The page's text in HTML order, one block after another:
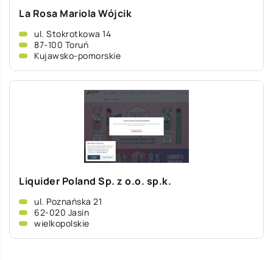
La Rosa Mariola Wójcik
ul. Stokrotkowa 14
87-100 Toruń
Kujawsko-pomorskie
Liquider Poland Sp. z o.o. sp.k.
ul. Poznańska 21
62-020 Jasin
wielkopolskie